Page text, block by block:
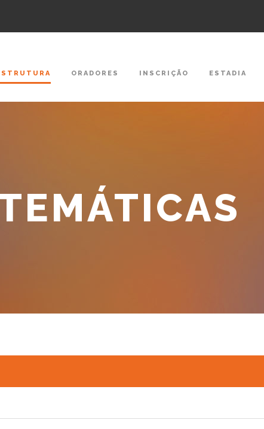
ORADORES INSCRIÇÃO ESTADIA